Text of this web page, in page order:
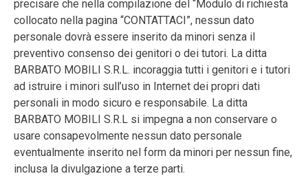
precisare che nella compilazione del “Modulo di richiesta
collocato nella pagina “CONTATTACI”, nessun dato
personale dovrà essere inserito da minori senza il
preventivo consenso dei genitori o dei tutori. La ditta
BARBATO MOBILI S.R.L. incoraggia tutti i genitori e i tutori
ad istruire i minori sull’uso in Internet dei propri dati
personali in modo sicuro e responsabile. La ditta
BARBATO MOBILI S.R.L si impegna a non conservare o
usare consapevolmente nessun dato personale
eventualmente inserito nel form da minori per nessun fine,
inclusa la divulgazione a terze parti.